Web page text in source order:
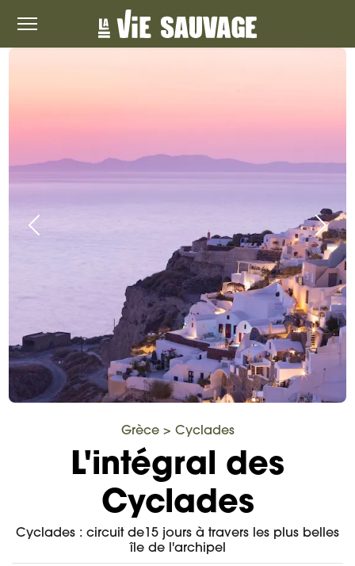
Grèce> Cyclades
L'intégral des
Cyclades
Cyclades : circuit de15 jours à travers les plus belles
île de l'archipel